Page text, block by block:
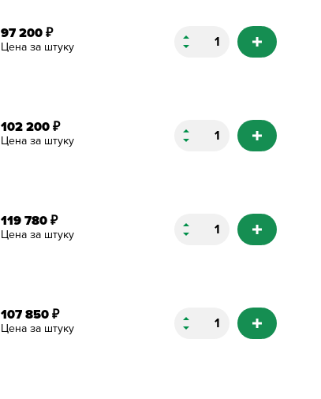
97 200 ₽
Цена за штуку
102 200 ₽
Цена за штуку
119 780 ₽
Цена за штуку
107 850 ₽
Цена за штуку